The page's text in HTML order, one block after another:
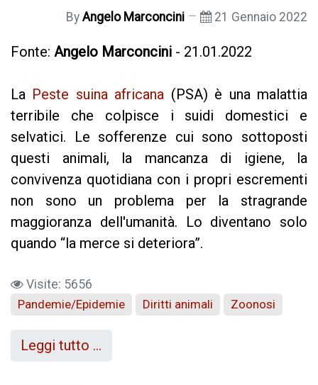
By Angelo Marconcini 21 Gennaio 2022
Fonte: Angelo Marconcini - 21.01.2022
La Peste suina africana (PSA) è una malattia
terribile che colpisce i suidi domestici e
selvatici. Le sofferenze cui sono sottoposti
questi animali, la mancanza di igiene, la
convivenza quotidiana con i propri escrementi
non sono un problema per la stragrande
maggioranza dell'umanità. Lo diventano solo
quando “la merce si deteriora”.
Visite: 5656
Pandemie/Epidemie
Diritti animali Zoonosi
Leggi tutto …